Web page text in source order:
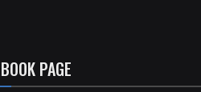
PAGE